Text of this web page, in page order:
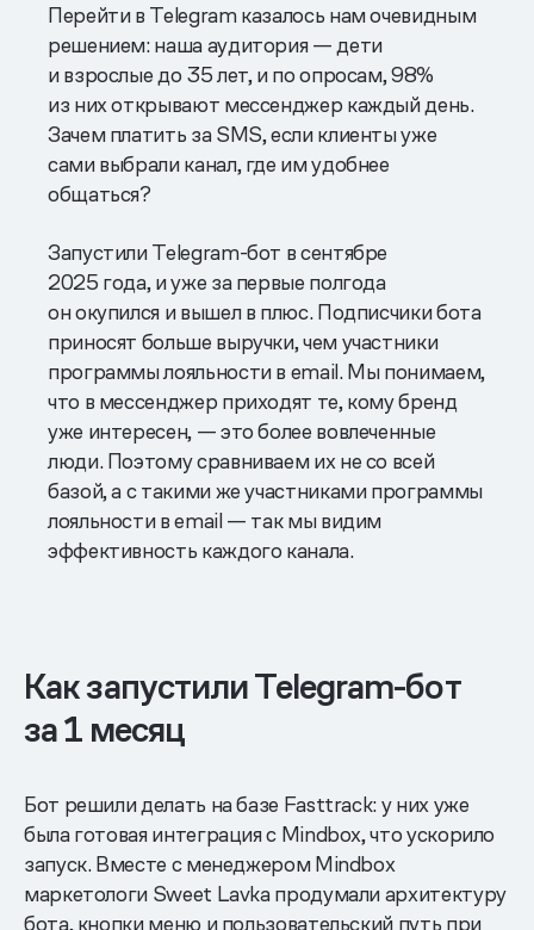
Перейти в Telegram казалось нам очевидным
решением: наша аудитория — дети
и взрослые до 35 лет, и по опросам, 98%
из них открывают мессенджер каждый день.
Зачем платить за SMS, если клиенты уже
сами выбрали канал, где им удобнее
общаться?
Запустили Telegram-бот в сентябре
2025 года, и уже за первые полгода
он окупился и вышел в плюс. Подписчики бота
приносят больше выручки, чем участники
программы лояльности в email. Мы понимаем,
что в мессенджер приходят те, кому бренд
уже интересен, — это более вовлеченные
люди. Поэтому сравниваем их не со всей
базой, а с такими же участниками программы
лояльности в email — так мы видим
эффективность каждого канала.
Как запустили Telegram-бот
за 1 месяц
Бот решили делать на базе Fasttrack: у них уже
была готовая интеграция с Mindbox, что ускорило
запуск. Вместе с менеджером Mindbox
маркетологи Sweet Lavka продумали архитектуру
бота, кнопки меню и пользовательский путь при